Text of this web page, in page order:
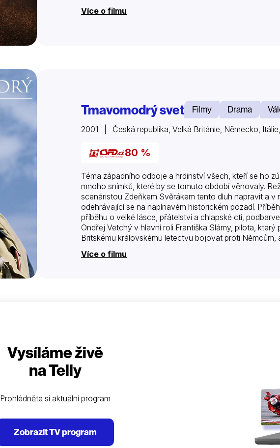
Více o filmu
Tmavomodrý svet Filmy Drama
2001 | Česká republika, Velká Británie, Německo,
80 %
Téma západního odboje a hrdinství všech, kteří se ho
mnoho snímků, které by se tomuto období věnovaly.
scenáristou Zdeňkem Svěrákem tento dluh napravit a
odehrávající se na napínavém historickém pozadí.
příběhu o velké lásce, přátelství a chlapské cti,
Ondřej Vetchý v hlavní roli Františka Slámy, pilota,
Britskému královskému letectvu bojovat proti
letců. Příběh připomíná odvahu těch, které historie
Více o filmu
Vysíláme živě
na Telly
Prohlédněte si aktuální program
Zobrazit TV program